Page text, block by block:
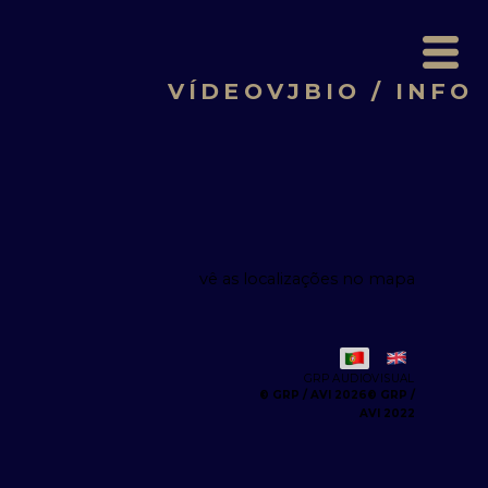
VÍDEOVJ BIO / INFO
vê as localizações no mapa
GRP AUDIOVISUAL
© GRP /
AVI 2022